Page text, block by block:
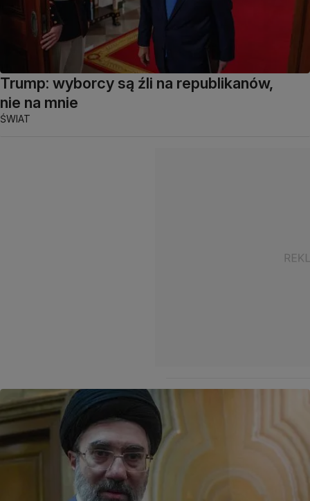
Trump: wyborcy są źli na republikanów,
nie na mnie
ŚWIAT